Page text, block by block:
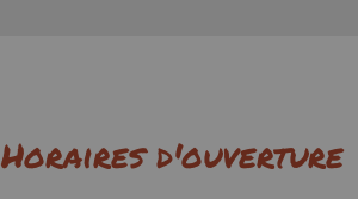
Horaires d'ouverture